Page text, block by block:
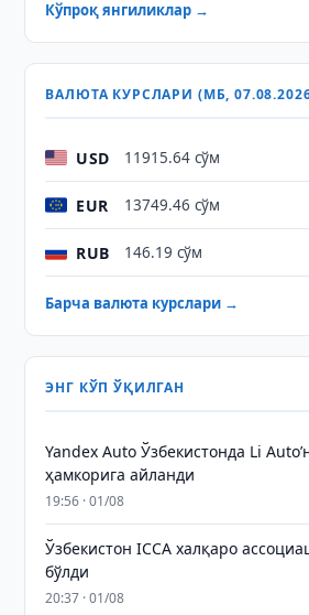
Кўпроқ янгиликлар →
ВАЛЮТА КУРСЛАРИ (МБ,
USD 11915.64 сўм
EUR 13749.46 сўм
RUB 146.19 сўм
Барча валюта курслари →
ЭНГ КЎП ЎҚИЛГАН
Yandex Auto Ўзбекистонда Li
ҳамкорига айланди
19:56 · 01/08
Ўзбекистон ICCA халқаро
бўлди
20:37 · 01/08